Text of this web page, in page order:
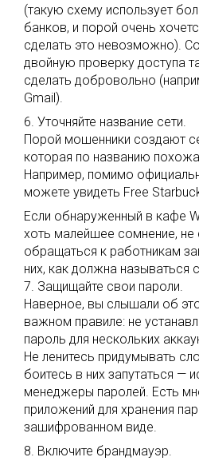
(такую схему использует
банков, и порой очень
сделать это невозможно).
двойную проверку доступа
сделать добровольно
Gmail).
6. Уточняйте название сети.
Порой мошенники создают
которая по названию
Например, помимо
можете увидеть Free
Если обнаруженный в кафе
хоть малейшее сомнение, не
обращаться к работникам
них, как должна называться
7. Защищайте свои пароли.
Наверное, вы слышали об
важном правиле: не
пароль для нескольких
Не ленитесь придумывать
боитесь в них запутаться —
менеджеры паролей. Есть
приложений для хранения
зашифрованном виде.
8. Включите брандмауэр.